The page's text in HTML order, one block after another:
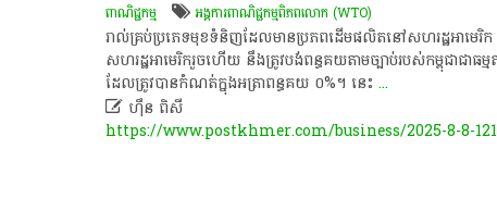
ពាណិជ្ជកម្ម
អង្គការ​ពាណិជ្ជកម្ម​ពិភពលោក (WTO) ​
រាល់គ្រប់​​ប្រភេទ​មុខ​ទំនិញ​ដែល​មាន​ប្រភព​ដើម​ផលិត​នៅ​សហរដ្ឋអាមេរិ
សហរដ្ឋអាមេរិក​រួចហើយ​ នឹង​ត្រូវ​បង់​ពន្ធ​គយ​តាម​ច្បាប់​របស់​កម្ពុជាជា​
ដែល​ត្រូវ​បាន​កំណត់​ក្នុង​អត្រា​ពន្ធគយ ០%។ នេះ ...
ហ៊ឹន ពិសី
https://www.postkhmer.com/business/2025-8-8-